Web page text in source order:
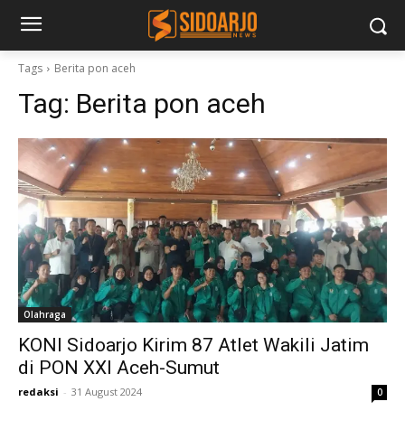
Tags Berita pon aceh
Tag: Berita pon aceh
Olahraga
KONI Sidoarjo Kirim 87 Atlet Wakili Jatim
di PON XXI Aceh-Sumut
redaksi - 31 August 2024 0